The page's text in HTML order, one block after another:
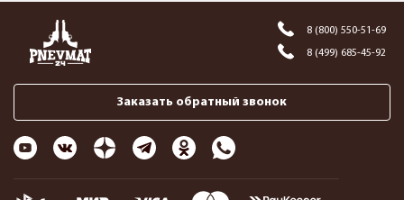
8 (800) 550-51-69
8 (499) 685-45-92
Заказать обратный звонок